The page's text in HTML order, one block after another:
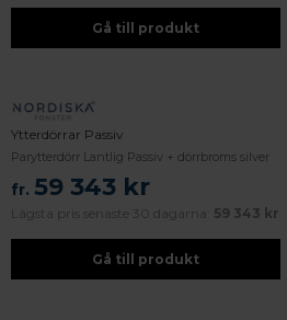
Gå till produkt
Ytterdörrar Passiv
Parytterdörr Lantlig Passiv + dörrbroms silver
fr. 59 343 kr
Lägsta pris senaste 30 dagarna: 59 343 kr
Gå till produkt